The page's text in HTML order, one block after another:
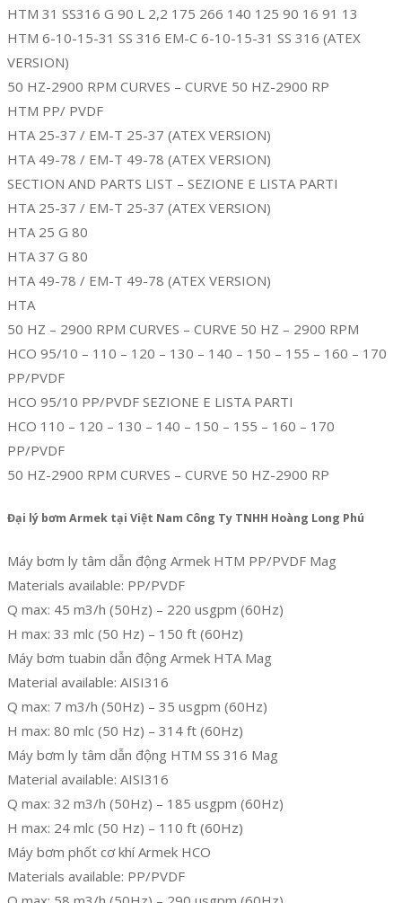
HTM 31 SS316 G 90 L 2,2 175 266 140 125 90 16 91 13
HTM 6-10-15-31 SS 316 EM-C 6-10-15-31 SS 316 (ATEX
VERSION)
50 HZ-2900 RPM CURVES – CURVE 50 HZ-2900 RP
HTM PP/ PVDF
HTA 25-37 / EM-T 25-37 (ATEX VERSION)
HTA 49-78 / EM-T 49-78 (ATEX VERSION)
SECTION AND PARTS LIST – SEZIONE E LISTA PARTI
HTA 25-37 / EM-T 25-37 (ATEX VERSION)
HTA 25 G 80
HTA 37 G 80
HTA 49-78 / EM-T 49-78 (ATEX VERSION)
HTA
50 HZ – 2900 RPM CURVES – CURVE 50 HZ – 2900 RPM
HCO 95/10 – 110 – 120 – 130 – 140 – 150 – 155 – 160 – 170
PP/PVDF
HCO 95/10 PP/PVDF SEZIONE E LISTA PARTI
HCO 110 – 120 – 130 – 140 – 150 – 155 – 160 – 170
PP/PVDF
50 HZ-2900 RPM CURVES – CURVE 50 HZ-2900 RP
Đại lý bơm Armek tại Việt Nam Công Ty TNHH Hoàng Long Phú
Máy bơm ly tâm dẫn động Armek HTM PP/PVDF Mag
Materials available: PP/PVDF
Q max: 45 m3/h (50Hz) – 220 usgpm (60Hz)
H max: 33 mlc (50 Hz) – 150 ft (60Hz)
Máy bơm tuabin dẫn động Armek HTA Mag
Material available: AISI316
Q max: 7 m3/h (50Hz) – 35 usgpm (60Hz)
H max: 80 mlc (50 Hz) – 314 ft (60Hz)
Máy bơm ly tâm dẫn động HTM SS 316 Mag
Material available: AISI316
Q max: 32 m3/h (50Hz) – 185 usgpm (60Hz)
H max: 24 mlc (50 Hz) – 110 ft (60Hz)
Máy bơm phốt cơ khí Armek HCO
Materials available: PP/PVDF